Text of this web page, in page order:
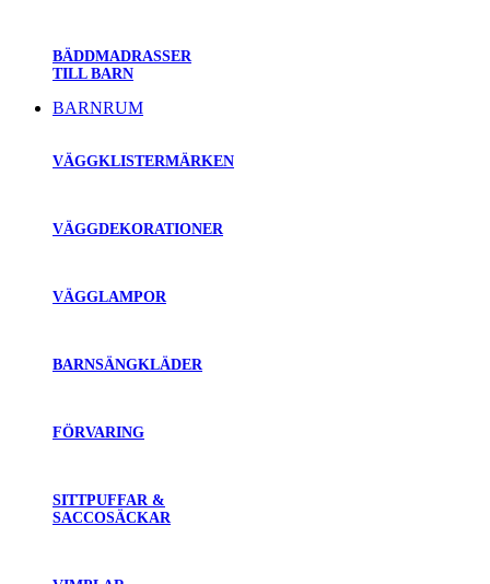
BÄDDMADRASSER
TILL BARN
BARNRUM
VÄGGKLISTERMÄRKEN
VÄGGDEKORATIONER
VÄGGLAMPOR
BARNSÄNGKLÄDER
FÖRVARING
SITTPUFFAR &
SACCOSÄCKAR